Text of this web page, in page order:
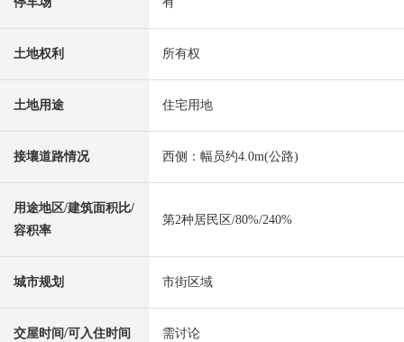
土地权利 所有权
土地用途 住宅用地
接壤道路情况 西侧：幅员约4.0m(公路)
用途地区/建筑面积比/
容积率
第2种居民区/80%/240%
城市规划 市街区域
交屋时间/可入住时间 需讨论